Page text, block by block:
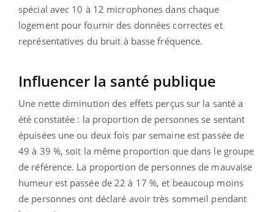
spécial avec 10 à 12 microphones dans chaque
logement pour fournir des données correctes et
représentatives du bruit à basse fréquence.
Influencer la santé publique
Une nette diminution des effets perçus sur la santé a
été constatée : la proportion de personnes se sentant
épuisées une ou deux fois par semaine est passée de
49 à 39 %, soit la même proportion que dans le groupe
de référence. La proportion de personnes de mauvaise
humeur est passée de 22 à 17 %, et beaucoup moins
de personnes ont déclaré avoir très sommeil pendant